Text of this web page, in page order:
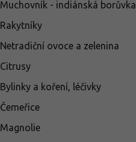
Muchovník - indiánská borůvka
Rakytníky
Netradiční ovoce a zelenina
Citrusy
Bylinky a koření, léčivky
Čemeřice
Magnolie